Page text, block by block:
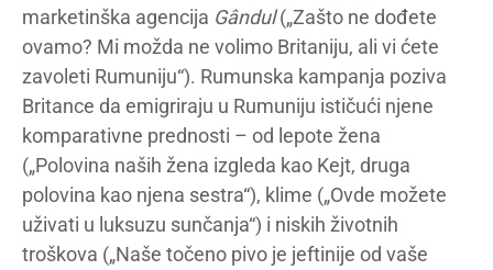
marketinška agencija Gândul(„Zašto ne dođete
ovamo? Mi možda ne volimo Britaniju, ali vi ćete
zavoleti Rumuniju“). Rumunska kampanja poziva
Britance da emigriraju u Rumuniju ističući njene
komparativne prednosti – od lepote žena
(„Polovina naših žena izgleda kao Kejt, druga
polovina kao njena sestra“), klime („Ovde možete
uživati u luksuzu sunčanja“) i niskih životnih
troškova („Naše točeno pivo je jeftinije od vaše